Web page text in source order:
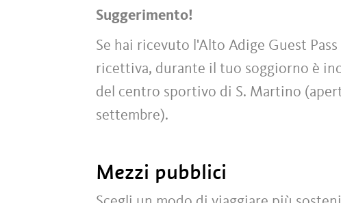
Suggerimento!
Se hai ricevuto l'Alto Adige Guest
ricettiva, durante il tuo soggiorno è
del centro sportivo di S. Martino
settembre).
Mezzi pubblici